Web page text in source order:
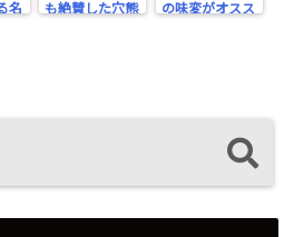
名
も絶賛した穴熊
の味変がオスス